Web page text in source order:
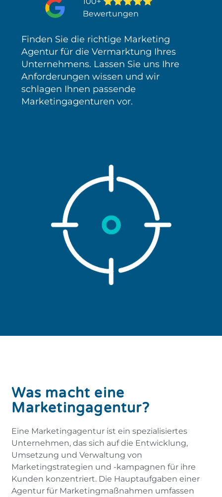
Bewertungen
Finden Sie die richtige Marketing
Agentur für die Vermarktung Ihres
Unternehmens. Lassen Sie uns Ihre
Anforderungen wissen und wir
schlagen Ihnen passende
Marketingagenturen vor.
Was macht eine
Marketingagentur?
Eine Marketingagentur ist ein spezialisiertes
Unternehmen, das sich auf die Entwicklung,
Umsetzung und Verwaltung von
Marketingstrategien und -kampagnen für ihre
Kunden konzentriert. Die Hauptaufgaben einer
Agentur für Marketingmaßnahmen umfassen